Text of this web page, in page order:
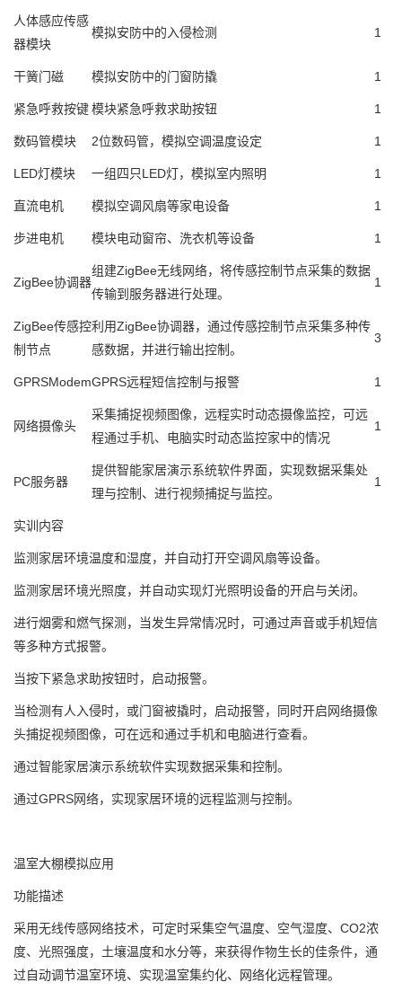
人体感应传感
器模块
模拟安防中的入侵检测 1
干簧门磁 模拟安防中的门窗防撬 1
紧急呼救按键模块紧急呼救求助按钮 1
数码管模块 2位数码管，模拟空调温度设定 1
LED灯模块 一组四只LED灯，模拟室内照明 1
直流电机 模拟空调风扇等家电设备 1
步进电机 模块电动窗帘、洗衣机等设备 1
ZigBee协调器
组建ZigBee无线网络，将传感控制节点采集的数据
传输到服务器进行处理。
1
ZigBee传感控
制节点
利用ZigBee协调器，通过传感控制节点采集多种传
感数据，并进行输出控制。
3
GPRSModemGPRS远程短信控制与报警 1
网络摄像头
采集捕捉视频图像，远程实时动态摄像监控，可远
程通过手机、电脑实时动态监控家中的情况
1
PC服务器
提供智能家居演示系统软件界面，实现数据采集处
理与控制、进行视频捕捉与监控。
1
实训内容
监测家居环境温度和湿度，并自动打开空调风扇等设备。
监测家居环境光照度，并自动实现灯光照明设备的开启与关闭。
进行烟雾和燃气探测，当发生异常情况时，可通过声音或手机短信
等多种方式报警。
当按下紧急求助按钮时，启动报警。
当检测有人入侵时，或门窗被撬时，启动报警，同时开启网络摄像
头捕捉视频图像，可在远和通过手机和电脑进行查看。
通过智能家居演示系统软件实现数据采集和控制。
通过GPRS网络，实现家居环境的远程监测与控制。
温室大棚模拟应用
功能描述
采用无线传感网络技术，可定时采集空气温度、空气湿度、CO2浓
度、光照强度，土壤温度和水分等，来获得作物生长的佳条件，通
过自动调节温室环境、实现温室集约化、网络化远程管理。